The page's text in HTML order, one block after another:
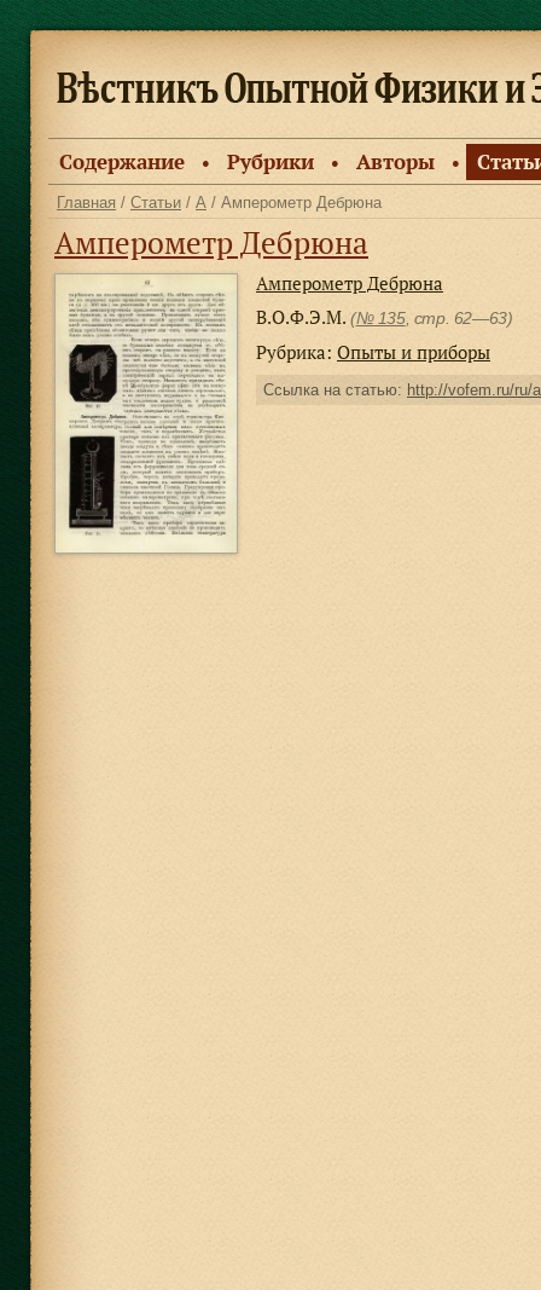
Содержание ● Рубрики ● Авторы ●
Главная / Статьи / А / Амперометр Дебрюна
Амперометр Дебрюна
Амперометр Дебрюна
В.О.Ф.Э.М. (№ 135, стр. 62—63)
Рубрика: Опыты и приборы
Ссылка на статью: http://vofem.ru/ru/